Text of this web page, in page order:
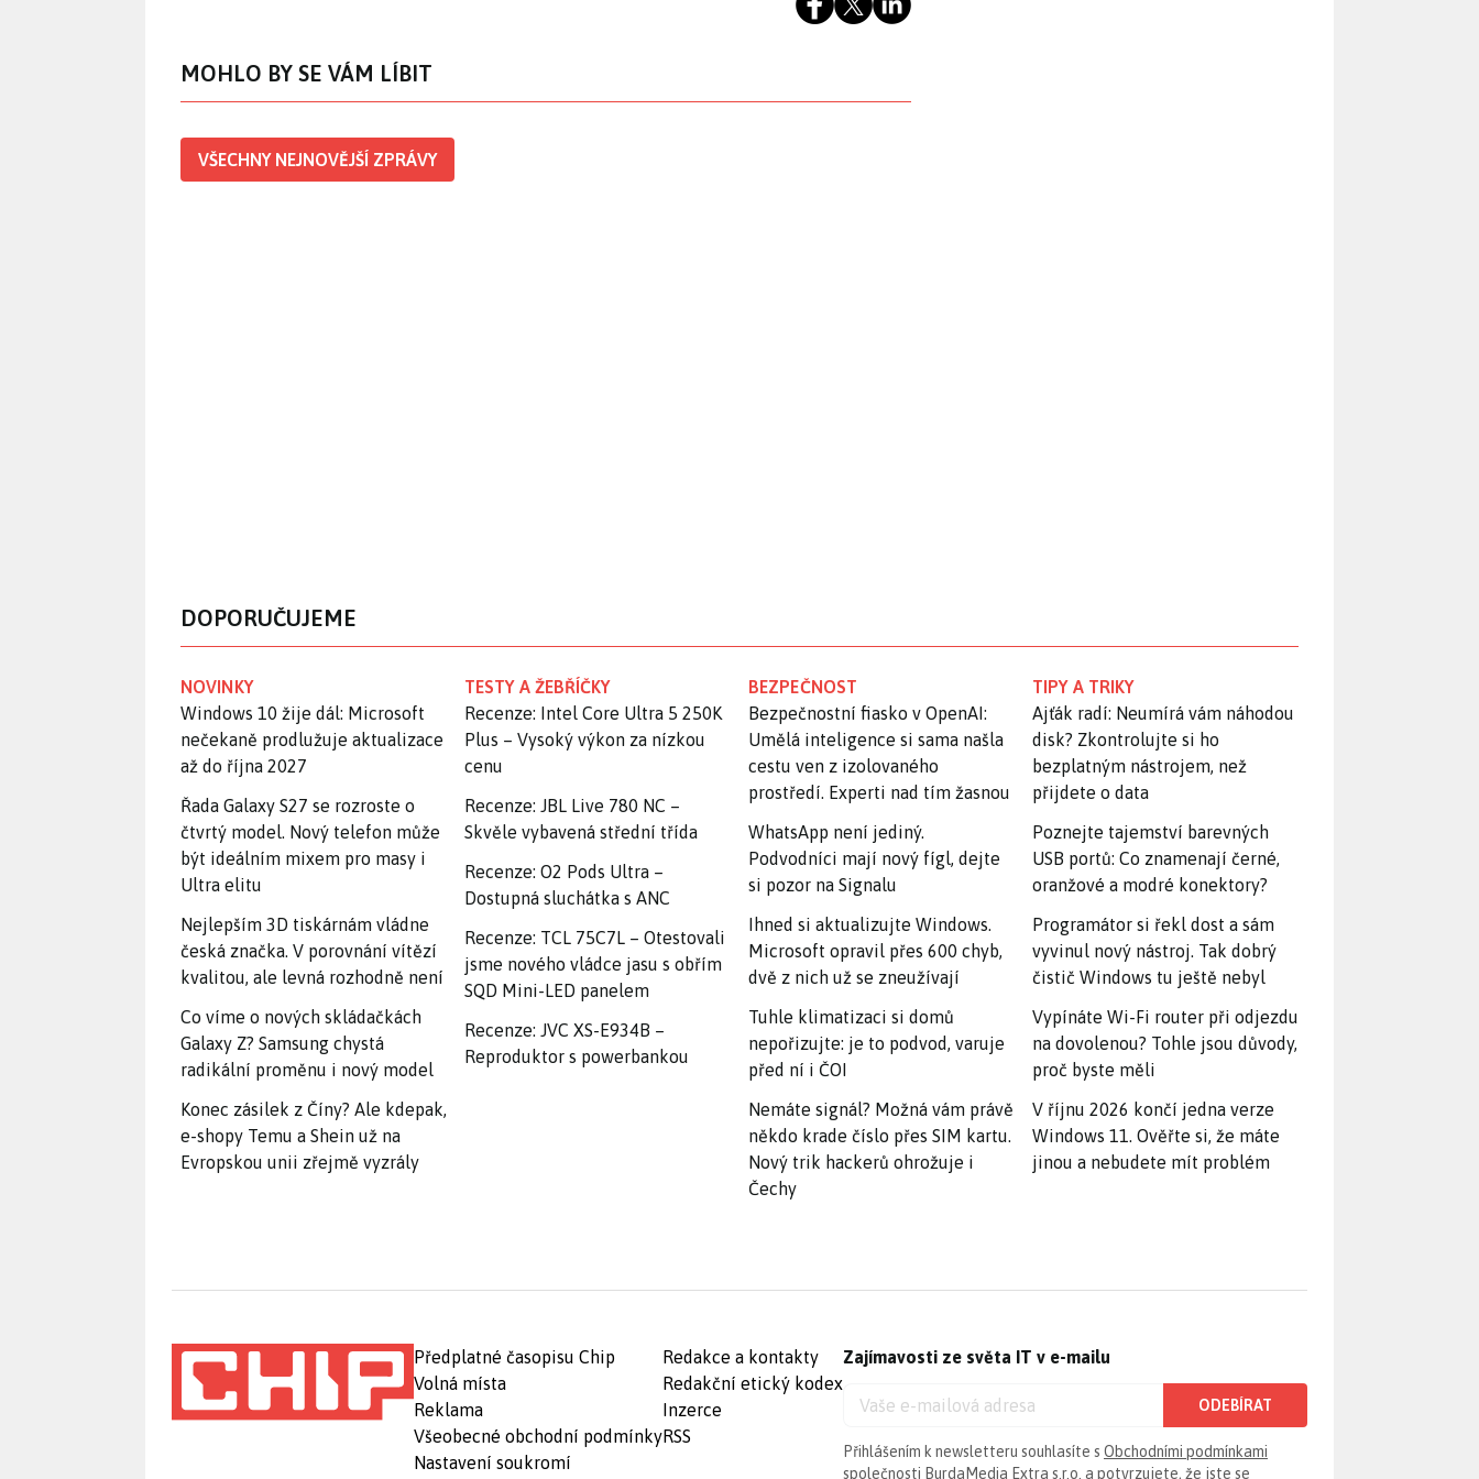
MOHLO BY SE VÁM LÍBIT
VŠECHNY NEJNOVĚJŠÍ ZPRÁVY
DOPORUČUJEME
NOVINKY
Windows 10 žije dál: Microsoft
nečekaně prodlužuje aktualizace
až do října 2027
Řada Galaxy S27 se rozroste o
čtvrtý model. Nový telefon může
být ideálním mixem pro masy i
Ultra elitu
Nejlepším 3D tiskárnám vládne
česká značka. V porovnání vítězí
kvalitou, ale levná rozhodně není
Co víme o nových skládačkách
Galaxy Z? Samsung chystá
radikální proměnu i nový model
Konec zásilek z Číny? Ale kdepak,
e-shopy Temu a Shein už na
Evropskou unii zřejmě vyzrály
TESTY A ŽEBŘÍČKY
Recenze: Intel Core Ultra 5 250K
Plus – Vysoký výkon za nízkou
cenu
Recenze: JBL Live 780 NC –
Skvěle vybavená střední třída
Recenze: O2 Pods Ultra –
Dostupná sluchátka s ANC
Recenze: TCL 75C7L – Otestovali
jsme nového vládce jasu s obřím
SQD Mini-LED panelem
Recenze: JVC XS-E934B –
Reproduktor s powerbankou
BEZPEČNOST
Bezpečnostní fiasko v OpenAI:
Umělá inteligence si sama našla
cestu ven z izolovaného
prostředí. Experti nad tím žasnou
WhatsApp není jediný.
Podvodníci mají nový fígl, dejte
si pozor na Signalu
Ihned si aktualizujte Windows.
Microsoft opravil přes 600 chyb,
dvě z nich už se zneužívají
Tuhle klimatizaci si domů
nepořizujte: je to podvod, varuje
před ní i ČOI
Nemáte signál? Možná vám právě
někdo krade číslo přes SIM kartu.
Nový trik hackerů ohrožuje i
Čechy
TIPY A TRIKY
Ajťák radí: Neumírá vám náhodou
disk? Zkontrolujte si ho
bezplatným nástrojem, než
přijdete o data
Poznejte tajemství barevných
USB portů: Co znamenají černé,
oranžové a modré konektory?
Programátor si řekl dost a sám
vyvinul nový nástroj. Tak dobrý
čistič Windows tu ještě nebyl
Vypínáte Wi-Fi router při odjezdu
na dovolenou? Tohle jsou důvody,
proč byste měli
V říjnu 2026 končí jedna verze
Windows 11. Ověřte si, že máte
jinou a nebudete mít problém
Předplatné časopisu Chip
Volná místa
Reklama
Všeobecné obchodní podmínky
Nastavení soukromí
Redakce a kontakty
Redakční etický kodex
Inzerce
RSS
Zajímavosti ze světa IT v e-mailu
ODEBÍRAT
Přihlášením k newsletteru souhlasíte s Obchodními podmínkami
společnosti BurdaMedia Extra s.r.o. a potvrzujete, že jste se